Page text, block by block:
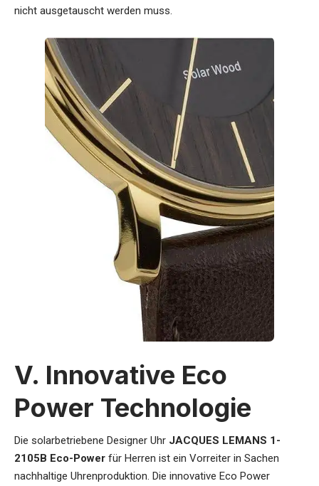
nicht ausgetauscht werden muss.
V. Innovative Eco
Power Technologie
Die solarbetriebene Designer Uhr JACQUES LEMANS 1-
2105B Eco-Power für Herren ist ein Vorreiter in Sachen
nachhaltige Uhrenproduktion. Die innovative Eco Power